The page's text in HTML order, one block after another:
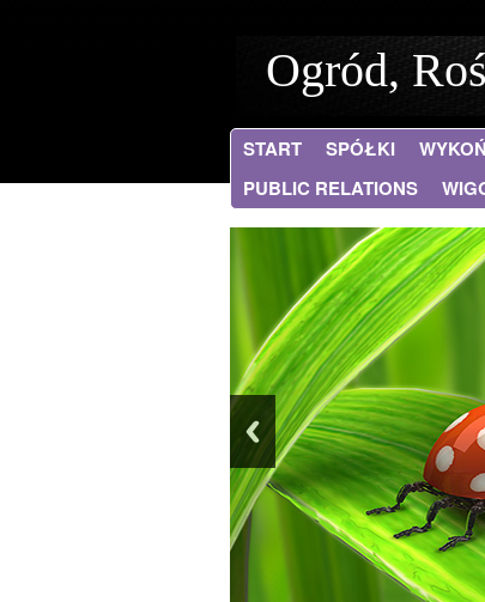
Ogród,
START SPÓŁKI
PUBLIC RELATIONS